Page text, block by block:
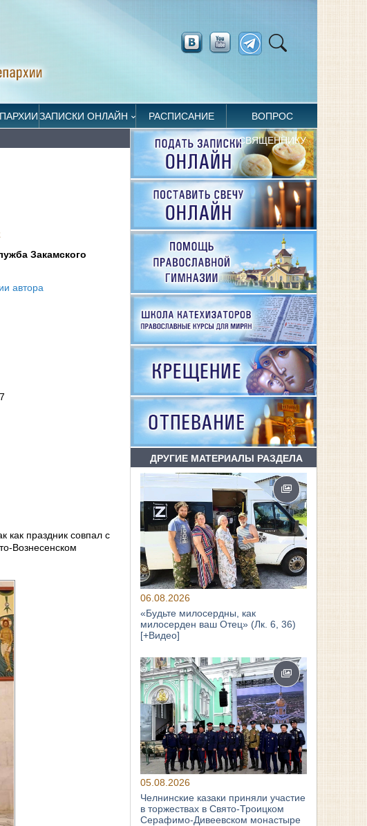
ЗАПИСКИ ОНЛАЙН РАСПИСАНИЕ ВОПРОС
СВЯЩЕННИКУ
Закамского
автора
как праздник совпал с
Вознесенском
ДРУГИЕ МАТЕРИАЛЫ РАЗДЕЛА
06.08.2026
«Будьте милосердны, как
милосерден ваш Отец» (Лк. 6, 36)
[+Видео]
05.08.2026
Челнинские казаки приняли участие
в торжествах в Свято‑Троицком
Серафимо‑Дивеевском монастыре